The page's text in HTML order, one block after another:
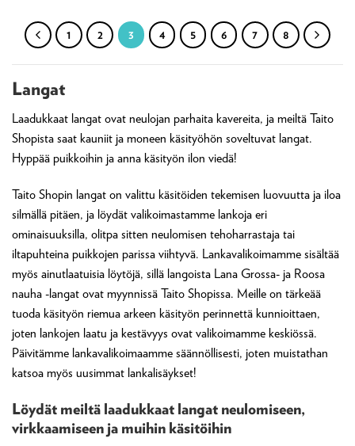
1 2 3 4 5 6 7 8
Langat
Laadukkaat langat ovat neulojan parhaita kavereita, ja meiltä Taito
Shopista saat kauniit ja moneen käsityöhön soveltuvat langat.
Hyppää puikkoihin ja anna käsityön ilon viedä!
Taito Shopin langat on valittu käsitöiden tekemisen luovuutta ja iloa
silmällä pitäen, ja löydät valikoimastamme lankoja eri
ominaisuuksilla, olitpa sitten neulomisen tehoharrastaja tai
iltapuhteina puikkojen parissa viihtyvä. Lankavalikoimamme sisältää
myös ainutlaatuisia löytöjä, sillä langoista Lana Grossa- ja Roosa
nauha -langat ovat myynnissä Taito Shopissa. Meille on tärkeää
tuoda käsityön riemua arkeen käsityön perinnettä kunnioittaen,
joten lankojen laatu ja kestävyys ovat valikoimamme keskiössä.
Päivitämme lankavalikoimaamme säännöllisesti, joten muistathan
katsoa myös uusimmat lankalisäykset!
Löydät meiltä laadukkaat langat neulomiseen,
virkkaamiseen ja muihin käsitöihin